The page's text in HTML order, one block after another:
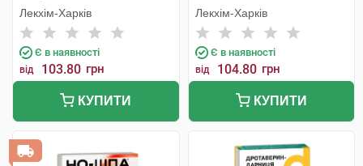
Лекхім-Харків
Є в наявності
від 103.80 грн
КУПИТИ
Лекхім-Харків
Є в наявності
від 104.80 грн
КУПИТИ